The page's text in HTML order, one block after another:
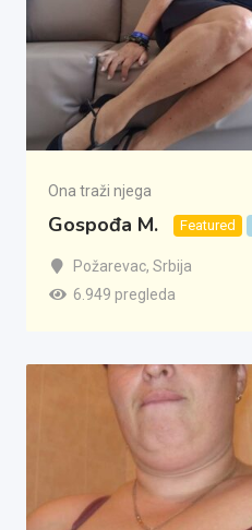
Ona traži njega
Gospođa M. Featured
Požarevac, Srbija
6.949 pregleda